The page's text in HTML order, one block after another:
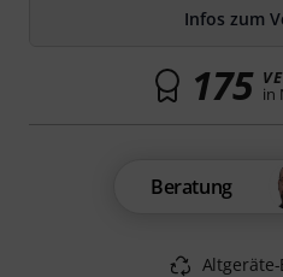
Infos zum
175 in
Beratung